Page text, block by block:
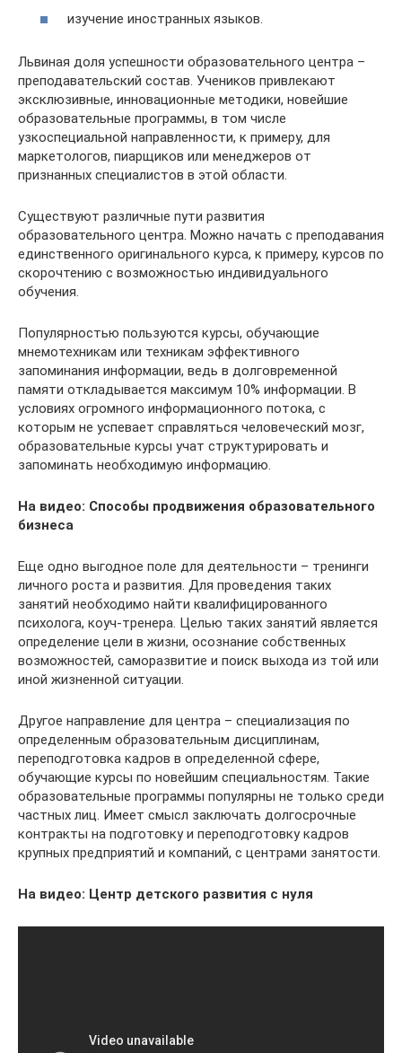
изучение иностранных языков.
Львиная доля успешности образовательного центра –
преподавательский состав. Учеников привлекают
эксклюзивные, инновационные методики, новейшие
образовательные программы, в том числе
узкоспециальной направленности, к примеру, для
маркетологов, пиарщиков или менеджеров от
признанных специалистов в этой области.
Существуют различные пути развития
образовательного центра. Можно начать с преподавания
единственного оригинального курса, к примеру, курсов по
скорочтению с возможностью индивидуального
обучения.
Популярностью пользуются курсы, обучающие
мнемотехникам или техникам эффективного
запоминания информации, ведь в долговременной
памяти откладывается максимум 10% информации. В
условиях огромного информационного потока, с
которым не успевает справляться человеческий мозг,
образовательные курсы учат структурировать и
запоминать необходимую информацию.
На видео: Способы продвижения образовательного
бизнеса
Еще одно выгодное поле для деятельности – тренинги
личного роста и развития. Для проведения таких
занятий необходимо найти квалифицированного
психолога, коуч-тренера. Целью таких занятий является
определение цели в жизни, осознание собственных
возможностей, саморазвитие и поиск выхода из той или
иной жизненной ситуации.
Другое направление для центра – специализация по
определенным образовательным дисциплинам,
переподготовка кадров в определенной сфере,
обучающие курсы по новейшим специальностям. Такие
образовательные программы популярны не только среди
частных лиц. Имеет смысл заключать долгосрочные
контракты на подготовку и переподготовку кадров
крупных предприятий и компаний, с центрами занятости.
На видео: Центр детского развития с нуля